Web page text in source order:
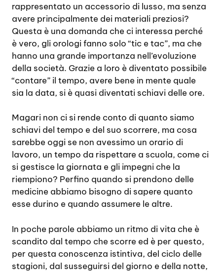
rappresentato un accessorio di lusso, ma senza
avere principalmente dei materiali preziosi?
Questa è una domanda che ci interessa perché
è vero, gli orologi fanno solo “tic e tac”, ma che
hanno una grande importanza nell’evoluzione
della società. Grazie a loro è diventato possibile
“contare” il tempo, avere bene in mente quale
sia la data, si è quasi diventati schiavi delle ore.
Magari non ci si rende conto di quanto siamo
schiavi del tempo e del suo scorrere, ma cosa
sarebbe oggi se non avessimo un orario di
lavoro, un tempo da rispettare a scuola, come ci
si gestisce la giornata e gli impegni che la
riempiono? Perfino quando si prendono delle
medicine abbiamo bisogno di sapere quanto
esse durino e quando assumere le altre.
In poche parole abbiamo un ritmo di vita che è
scandito dal tempo che scorre ed è per questo,
per questa conoscenza istintiva, del ciclo delle
stagioni, dal susseguirsi del giorno e della notte,